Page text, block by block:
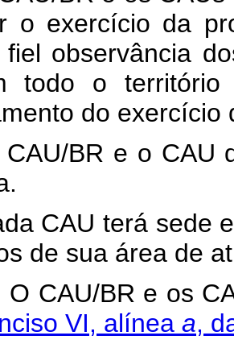
o exercício da
observância
todo o território
do
BR e o CAU
CAU terá sede
de sua área de
CAU/BR e os
VI, alínea a,